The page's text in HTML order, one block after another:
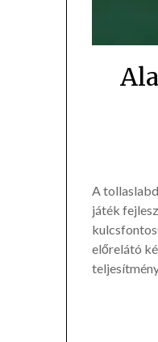
A
játék
előrelátó